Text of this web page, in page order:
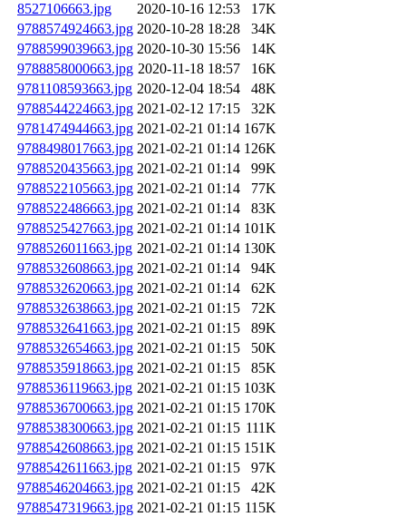
8527106663.jpg
2020-10-16 12:53
17K
9788574924663.jpg 2020-10-28 18:28
34K
9788599039663.jpg 2020-10-30 15:56
14K
9788858000663.jpg 2020-11-18 18:57
16K
9781108593663.jpg 2020-12-04 18:54
48K
9788544224663.jpg 2021-02-12 17:15
32K
9781474944663.jpg 2021-02-21 01:14 167K
9788498017663.jpg 2021-02-21 01:14 126K
9788520435663.jpg 2021-02-21 01:14
99K
9788522105663.jpg 2021-02-21 01:14
77K
9788522486663.jpg 2021-02-21 01:14
83K
9788525427663.jpg 2021-02-21 01:14 101K
9788526011663.jpg 2021-02-21 01:14 130K
9788532608663.jpg 2021-02-21 01:14
94K
9788532620663.jpg 2021-02-21 01:14
62K
9788532638663.jpg 2021-02-21 01:15
72K
9788532641663.jpg 2021-02-21 01:15
89K
9788532654663.jpg 2021-02-21 01:15
50K
9788535918663.jpg 2021-02-21 01:15
85K
9788536119663.jpg 2021-02-21 01:15 103K
9788536700663.jpg 2021-02-21 01:15 170K
9788538300663.jpg 2021-02-21 01:15 111K
9788542608663.jpg 2021-02-21 01:15 151K
9788542611663.jpg 2021-02-21 01:15
97K
9788546204663.jpg 2021-02-21 01:15
42K
9788547319663.jpg 2021-02-21 01:15 115K